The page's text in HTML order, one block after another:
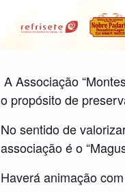
A Associação
o propósito de
No sentido de
associação é o
Haverá animação